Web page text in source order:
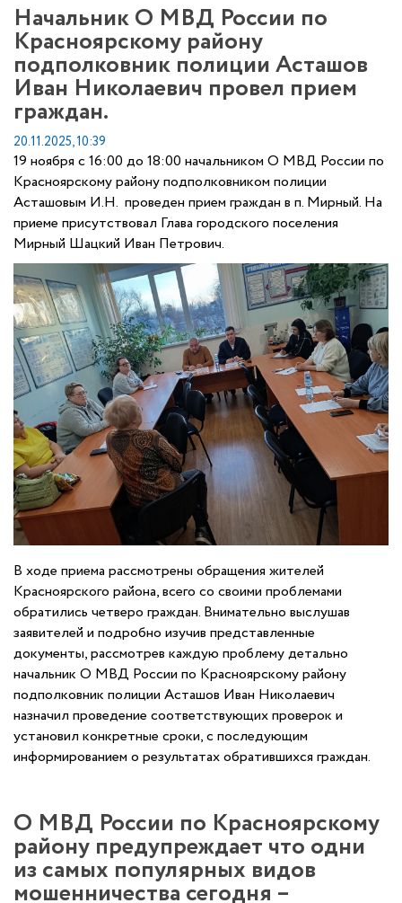
Начальник О МВД России по
Красноярскому району
подполковник полиции Асташов
Иван Николаевич провел прием
граждан.
20.11.2025, 10:39
19 ноября с 16:00 до 18:00 начальником О МВД России по
Красноярскому району подполковником полиции
Асташовым И.Н. проведен прием граждан в п. Мирный. На
приеме присутствовал Глава городского поселения
Мирный Шацкий Иван Петрович.
В ходе приема рассмотрены обращения жителей
Красноярского района, всего со своими проблемами
обратились четверо граждан. Внимательно выслушав
заявителей и подробно изучив представленные
документы, рассмотрев каждую проблему детально
начальник О МВД России по Красноярскому району
подполковник полиции Асташов Иван Николаевич
назначил проведение соответствующих проверок и
установил конкретные сроки, с последующим
информированием о результатах обратившихся граждан.
О МВД России по Красноярскому
району предупреждает что одни
из самых популярных видов
мошенничества сегодня –